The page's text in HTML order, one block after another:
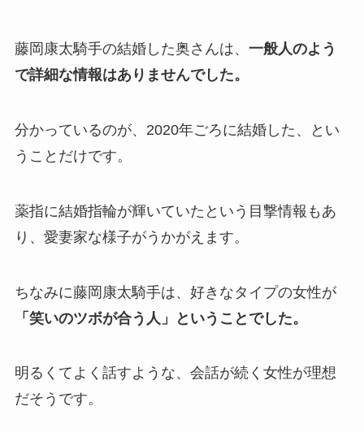
藤岡康太騎手の結婚した奥さんは、 一般人のよう
で詳細な情報はありませんでした。
分かっているのが、2020年ごろに結婚した、とい
うことだけです。
薬指に結婚指輪が輝いていたという目撃情報もあ
り、愛妻家な様子がうかがえます。
ちなみに藤岡康太騎手は、好きなタイプの女性が
「笑いのツボが合う人」ということでした。
明るくてよく話すような、会話が続く女性が理想
だそうです。